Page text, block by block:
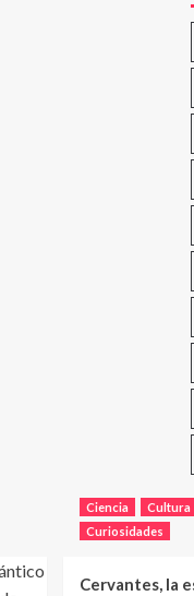
Ciencia
Cultura
Curiosidades
Cervantes, la